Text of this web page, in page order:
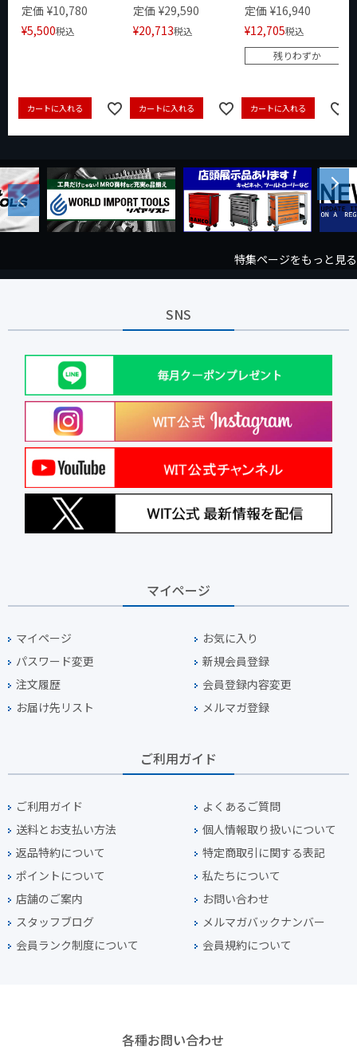
定価 ¥10,780
¥5,500税込
カートに入れる
定価 ¥29,590
¥20,713税込
カートに入れる
定価 ¥16,940
¥12,705税込
残りわずか
カートに入れる
Previous
Next
特集ページをもっと見る
SNS
マイページ
マイページ
お気に入り
パスワード変更
新規会員登録
注文履歴
会員登録内容変更
お届け先リスト
メルマガ登録
ご利用ガイド
ご利用ガイド
よくあるご質問
送料とお支払い方法
個人情報取り扱いについて
返品特約について
特定商取引に関する表記
ポイントについて
私たちについて
店舗のご案内
お問い合わせ
スタッフブログ
メルマガバックナンバー
会員ランク制度について
会員規約について
各種お問い合わせ